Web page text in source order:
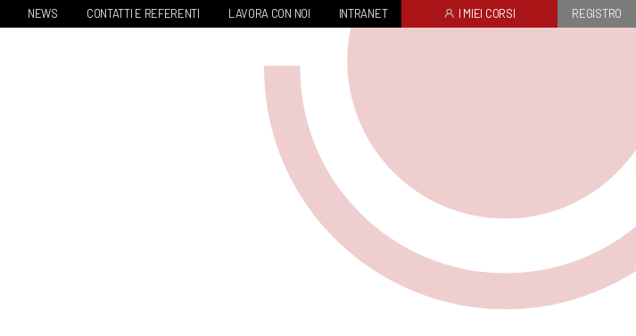
NEWS CONTATTI E REFERENTI LAVORA CON NOI INTRANET I MIEI CORSI REGISTRO